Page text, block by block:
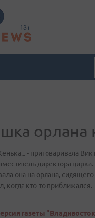
орлана
- приговаривала
директора
она на орлана,
когда кто-то приближался.
газеты